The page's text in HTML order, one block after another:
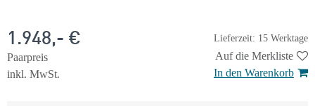
Lieferzeit: 15 Werktage
1.948,- €
Paarpreis
inkl. MwSt.
Auf die Merkliste
In den Warenkorb